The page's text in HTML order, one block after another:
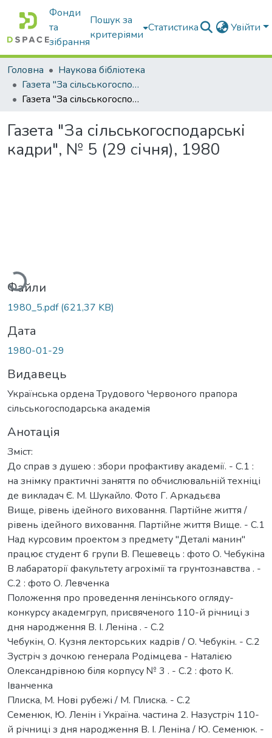
Фонди
та
зібрання
Пошук за
критеріями
Статистика Увійти
Головна
Наукова бібліотека
Газета "За сільськогосподарські кадри"
Газета "За сільськогосподарські кадри", № 5 (29 січня), 1980
Газета "За сільськогосподарські
кадри", № 5 (29 січня), 1980
Вантажиться...
Файли
1980_5.pdf(621,37 KB)
Дата
1980-01-29
Видавець
Українська ордена Трудового Червоного прапора
сільськогосподарська академія
Анотація
Зміст:
До справ з душею : збори профактиву академії. - С.1 :
на знімку практичні заняття по обчислювальній техніці
де викладач Є. М. Шукайло. Фото Г. Аркадьєва
Вище, рівень ідейного виховання. Партійне життя /
рівень ідейного виховання. Партійне життя Вище. - С.1
Над курсовим проектом з предмету "Деталі манин"
працює студент 6 групи В. Пешевець : фото О. Чебукіна
В лабараторії факультету агрохімії та грунтознавства . -
С.2 : фото О. Левченка
Положення про проведення ленінського огляду-
конкурсу академгруп, присвяченого 110-й річниці з
дня народження В. І. Леніна . - С.2
Чебукін, О. Кузня лекторських кадрів / О. Чебукін. - С.2
Зустріч з дочкою генерала Родімцева - Наталією
Олександрівною біля корпусу № 3 . - С.2 : фото К.
Іванченка
Плиска, М. Нові рубежі / М. Плиска. - С.2
Семенюк, Ю. Ленін і Україна. частина 2. Назустріч 110-
й річниці з дня народження В. І. Леніна / Ю. Семенюк. -